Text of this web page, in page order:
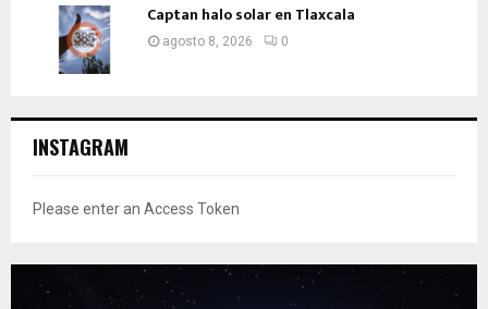
Captan halo solar en Tlaxcala
agosto 8, 2026 0
INSTAGRAM
Please enter an Access Token